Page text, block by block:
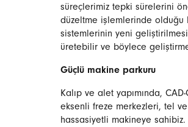
süreçlerimiz tepki sürelerini
düzeltme işlemlerinde olduğu
sistemlerinin yeni
üretebilir ve böylece
Güçlü makine parkuru
Kalıp ve alet yapımında,
eksenli freze merkezleri, tel
hassasiyetli makineye